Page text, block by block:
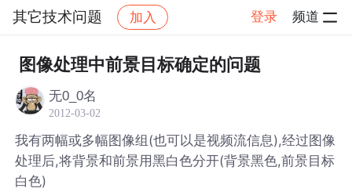
其它技术问题 加入 登录 频道
社区 其它技术问题 帖子详情
图像处理中前景目标确定的问题
无0_0名
2012-03-02
我有两幅或多幅图像组(也可以是视频流信息),经过图像
处理后,将背景和前景用黑白色分开(背景黑色,前景目标
白色)